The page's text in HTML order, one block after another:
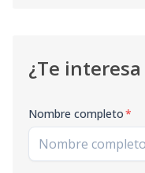
¿Te
Nombre completo*